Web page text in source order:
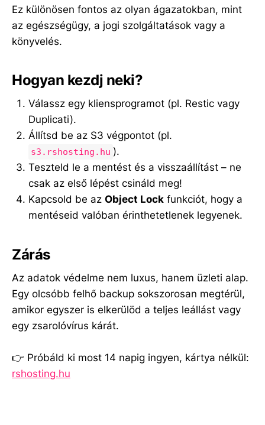
Ez különösen fontos az olyan ágazatokban, mint
az egészségügy, a jogi szolgáltatások vagy a
könyvelés.
Hogyan kezdj neki?
Válassz egy kliensprogramot (pl. Restic vagy
Duplicati).
Állítsd be az S3 végpontot (pl.
s3.rshosting.hu ).
Teszteld le a mentést és a visszaállítást – ne
csak az első lépést csináld meg!
Kapcsold be az Object Lock funkciót, hogy a
mentéseid valóban érinthetetlenek legyenek.
Zárás
Az adatok védelme nem luxus, hanem üzleti alap.
Egy olcsóbb felhő backup sokszorosan megtérül,
amikor egyszer is elkerülöd a teljes leállást vagy
egy zsarolóvírus kárát.
👉 Próbáld ki most 14 napig ingyen, kártya nélkül:
rshosting.hu